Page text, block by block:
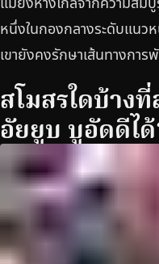
หนึ่งในกองกลางระดับแนว
เขายังคงรักษาเส้นทางกา
สโมสรใดบ้าง
อัยยูบ บูอัดดีไ